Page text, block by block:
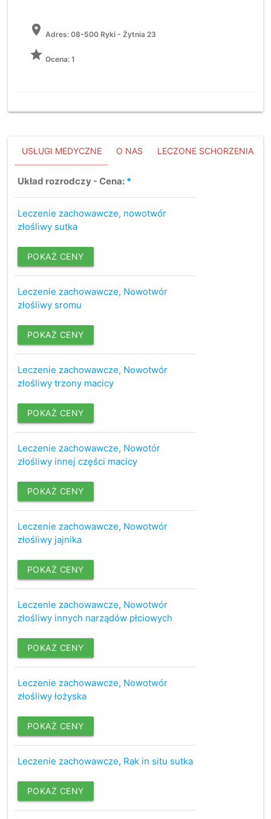
location_on Adres:08-500 Ryki - Żytnia 23
grade Ocena: 1
USŁUGI MEDYCZNE O NAS LECZONE SCHORZENIA
Układ rozrodczy - Cena: *
Leczenie zachowawcze, nowotwór
złośliwy sutka
POKAŻ CENY
Leczenie zachowawcze, Nowotwór
złośliwy sromu
POKAŻ CENY
Leczenie zachowawcze, Nowotwór
złośliwy trzony macicy
POKAŻ CENY
Leczenie zachowawcze, Nowotór
złośliwy innej części macicy
POKAŻ CENY
Leczenie zachowawcze, Nowotwór
złośliwy jajnika
POKAŻ CENY
Leczenie zachowawcze, Nowotwór
złośliwy innych narządów płciowych
POKAŻ CENY
Leczenie zachowawcze, Nowotwór
złośliwy łożyska
POKAŻ CENY
Leczenie zachowawcze, Rak in situ sutka
POKAŻ CENY